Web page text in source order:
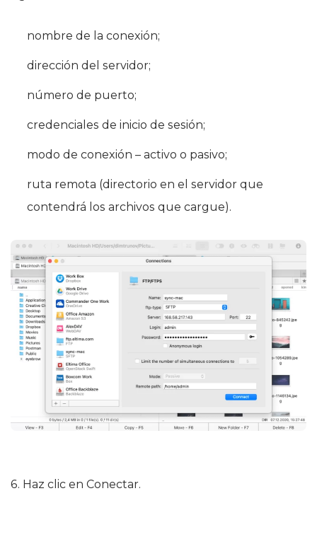
nombre de la conexión;
dirección del servidor;
número de puerto;
credenciales de inicio de sesión;
modo de conexión – activo o pasivo;
ruta remota (directorio en el servidor que
contendrá los archivos que cargue).
6. Haz clic en Conectar.